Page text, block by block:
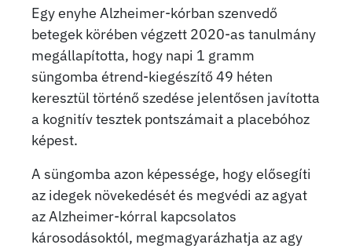
Egy enyhe Alzheimer-kórban szenvedő
betegek körében végzett 2020-as tanulmány
megállapította, hogy napi 1 gramm
süngomba étrend-kiegészítő 49 héten
keresztül történő szedése jelentősen javította
a kognitív tesztek pontszámait a placebóhoz
képest.
A süngomba azon képessége, hogy elősegíti
az idegek növekedését és megvédi az agyat
az Alzheimer-kórral kapcsolatos
károsodásoktól, megmagyarázhatja az agy